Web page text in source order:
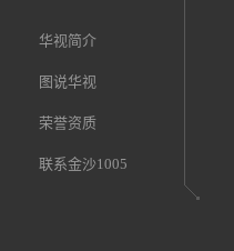
华视简介
图说华视
荣誉资质
联系金沙1005